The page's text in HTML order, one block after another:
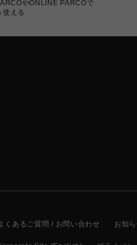
やONLINE PARCOで
使える
くあるご質問 / お問い合わせ お知